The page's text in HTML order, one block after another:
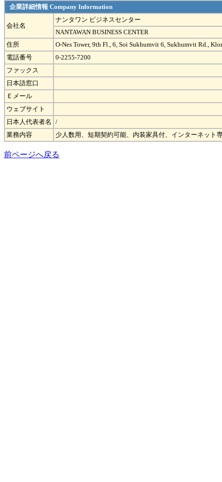
企業詳細情報 Company Information
会社名
ナンタワン ビジネスセンター
NANTAWAN BUSINESS CENTER
住所
O-Nes Tower, 9th Fl., 6, Soi Sukhumvit 6, Sukhumvit Rd.,
電話番号
0-2255-7200
ファックス
日本語窓口
Ｅメール
ウェブサイト
日本人代表者名
/
業務内容
少人数用、短期契約可能、内装家具付、インターネット
前ページへ戻る